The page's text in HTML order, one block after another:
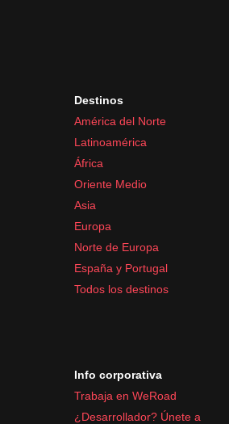
Destinos
América del Norte
Latinoamérica
África
Oriente Medio
Asia
Europa
Norte de Europa
España y Portugal
Todos los destinos
Info corporativa
Trabaja en WeRoad
¿Desarrollador? Únete a